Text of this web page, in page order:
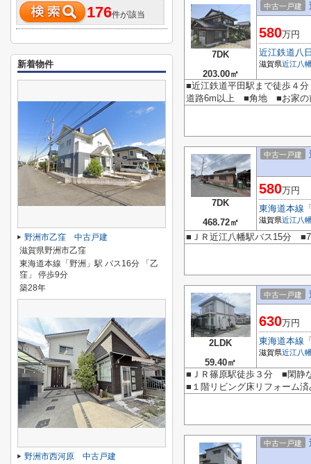
7DK
203.00㎡
中古一戸建
580万円
近江鉄道八
滋賀県近江八
■近江鉄道平田駅まで徒歩４
道路6m以上 ■角地 ■お家の
7DK
468.72㎡
中古一戸建
580万円
東海道本線
滋賀県近江八
■ＪＲ近江八幡駅バス15分
2LDK
59.40㎡
中古一戸建
630万円
東海道本線
滋賀県近江八
■ＪＲ篠原駅徒歩３分 ■閑静
■１階リビング床リフォーム
中古一戸建
176件が該当
新着物件
野洲市乙窪 中古戸建
滋賀県野洲市乙窪
東海道本線「野洲」駅 バス16分 「乙
窪」 停歩9分
築28年
野洲市西河原 中古戸建